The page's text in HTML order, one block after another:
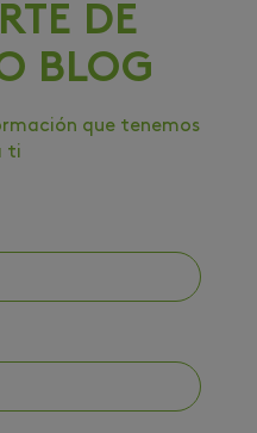
DE
BLOG
que tenemos
ti